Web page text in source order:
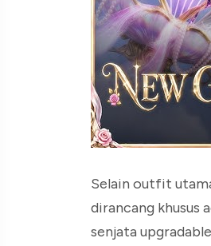
Selain outfit
dirancang khusus
senjata